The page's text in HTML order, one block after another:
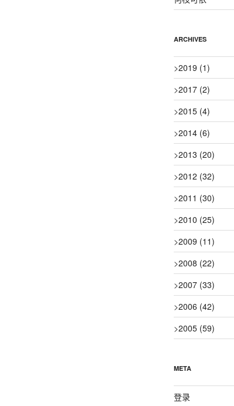
ARCHIVES
>2019 (1)
>2017 (2)
>2015 (4)
>2014 (6)
>2013 (20)
>2012 (32)
>2011 (30)
>2010 (25)
>2009 (11)
>2008 (22)
>2007 (33)
>2006 (42)
>2005 (59)
META
登录